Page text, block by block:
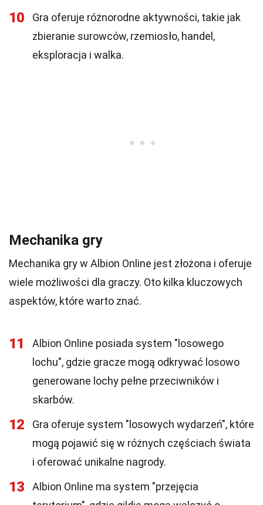
10
Gra oferuje różnorodne aktywności, takie jak
zbieranie surowców, rzemiosło, handel,
eksploracja i walka.
Mechanika gry
Mechanika gry w Albion Online jest złożona i oferuje
wiele możliwości dla graczy. Oto kilka kluczowych
aspektów, które warto znać.
11
Albion Online posiada system "losowego
lochu", gdzie gracze mogą odkrywać losowo
generowane lochy pełne przeciwników i
skarbów.
12
Gra oferuje system "losowych wydarzeń", które
mogą pojawić się w różnych częściach świata
i oferować unikalne nagrody.
13
Albion Online ma system "przejęcia